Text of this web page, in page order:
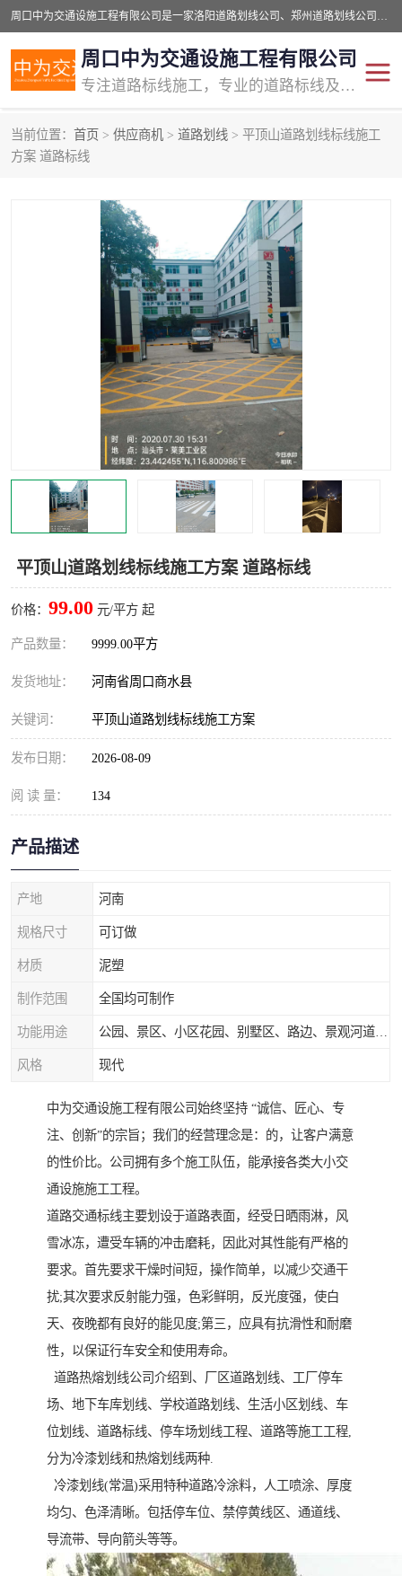
周口中为交通设施工程有限公司是一家洛阳道路划线公司、郑州道路划线公司、平顶山道路车位划线公司、开封车位划线公司、许昌道路车位划线公司、漯河道路车位划线公司，公司始终坚持“诚信、匠心、专注”的宗旨；我们的经营理念是：的服务。
周口中为交通设施工程有限公司
专注道路标线施工，专业的道路标线及交通设施施工服务商!
当前位置： 首页 > 供应商机 > 道路划线 > 平顶山道路划线标线施工
方案 道路标线
平顶山道路划线标线施工方案 道路标线
价格： 99.00 元/平方 起
产品数量： 9999.00平方
发货地址： 河南省周口商水县
关键词： 平顶山道路划线标线施工方案
发布日期： 2026-08-09
阅 读 量： 134
产品描述
产地 河南
规格尺寸 可订做
材质 泥塑
制作范围 全国均可制作
功能用途
风格 现代
中为交通设施工程有限公司始终坚持 “诚信、匠心、专
注、创新”的宗旨；我们的经营理念是：的，让客户满意
的性价比。公司拥有多个施工队伍，能承接各类大小交
通设施施工工程。
道路交通标线主要划设于道路表面，经受日晒雨淋，风
雪冰冻，遭受车辆的冲击磨耗，因此对其性能有严格的
要求。首先要求干燥时间短，操作简单，以减少交通干
扰;其次要求反射能力强，色彩鲜明，反光度强，使白
天、夜晚都有良好的能见度;第三，应具有抗滑性和耐磨
性，以保证行车安全和使用寿命。
道路热熔划线公司介绍到、厂区道路划线、工厂停车
场、地下车库划线、学校道路划线、生活小区划线、车
位划线、道路标线、停车场划线工程、道路等施工工程,
分为冷漆划线和热熔划线两种.
冷漆划线(常温)采用特种道路冷涂料，人工喷涂、厚度
均匀、色泽清晰。包括停车位、禁停黄线区、通道线、
导流带、导向箭头等等。
交通道路标线
道路标线划线 马路标线
道路划线